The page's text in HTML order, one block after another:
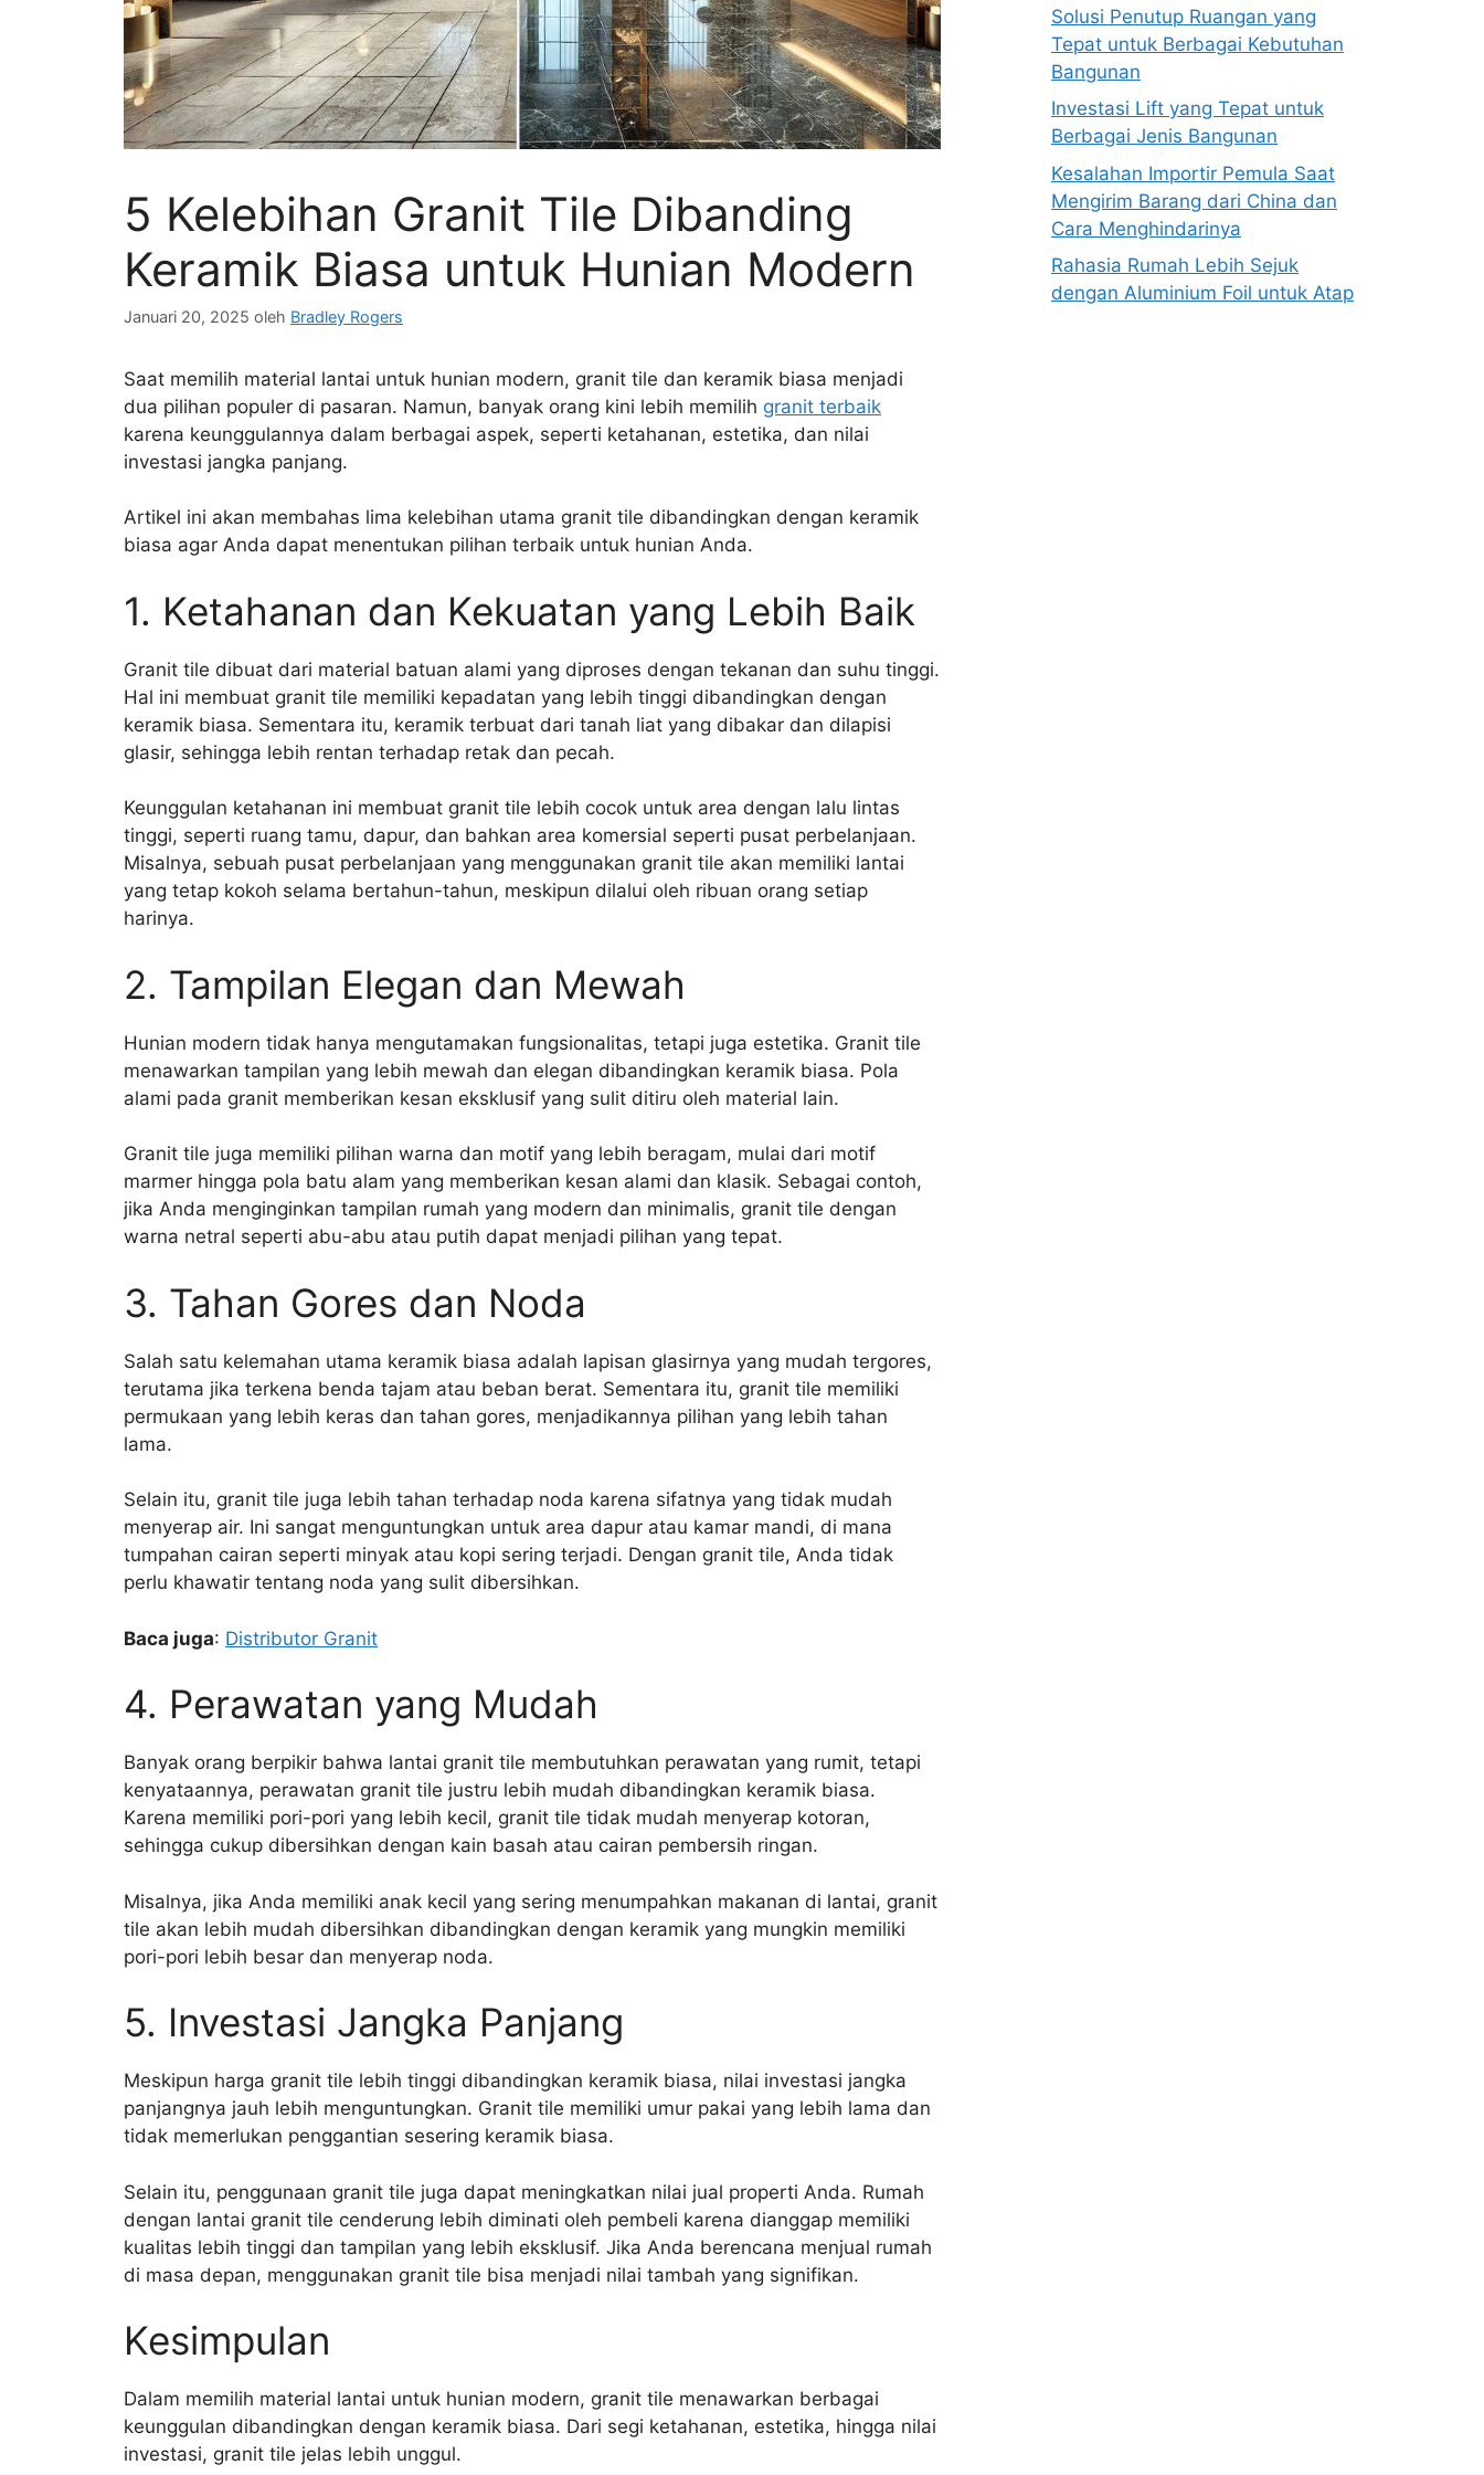
5 Kelebihan Granit Tile Dibanding
Keramik Biasa untuk Hunian Modern
Januari 20, 2025 oleh Bradley Rogers
Saat memilih material lantai untuk hunian modern, granit tile dan keramik biasa menjadi
dua pilihan populer di pasaran. Namun, banyak orang kini lebih memilih granit terbaik
karena keunggulannya dalam berbagai aspek, seperti ketahanan, estetika, dan nilai
investasi jangka panjang.
Artikel ini akan membahas lima kelebihan utama granit tile dibandingkan dengan keramik
biasa agar Anda dapat menentukan pilihan terbaik untuk hunian Anda.
1. Ketahanan dan Kekuatan yang Lebih Baik
Granit tile dibuat dari material batuan alami yang diproses dengan tekanan dan suhu tinggi.
Hal ini membuat granit tile memiliki kepadatan yang lebih tinggi dibandingkan dengan
keramik biasa. Sementara itu, keramik terbuat dari tanah liat yang dibakar dan dilapisi
glasir, sehingga lebih rentan terhadap retak dan pecah.
Keunggulan ketahanan ini membuat granit tile lebih cocok untuk area dengan lalu lintas
tinggi, seperti ruang tamu, dapur, dan bahkan area komersial seperti pusat perbelanjaan.
Misalnya, sebuah pusat perbelanjaan yang menggunakan granit tile akan memiliki lantai
yang tetap kokoh selama bertahun-tahun, meskipun dilalui oleh ribuan orang setiap
harinya.
2. Tampilan Elegan dan Mewah
Hunian modern tidak hanya mengutamakan fungsionalitas, tetapi juga estetika. Granit tile
menawarkan tampilan yang lebih mewah dan elegan dibandingkan keramik biasa. Pola
alami pada granit memberikan kesan eksklusif yang sulit ditiru oleh material lain.
Granit tile juga memiliki pilihan warna dan motif yang lebih beragam, mulai dari motif
marmer hingga pola batu alam yang memberikan kesan alami dan klasik. Sebagai contoh,
jika Anda menginginkan tampilan rumah yang modern dan minimalis, granit tile dengan
warna netral seperti abu-abu atau putih dapat menjadi pilihan yang tepat.
3. Tahan Gores dan Noda
Salah satu kelemahan utama keramik biasa adalah lapisan glasirnya yang mudah tergores,
terutama jika terkena benda tajam atau beban berat. Sementara itu, granit tile memiliki
permukaan yang lebih keras dan tahan gores, menjadikannya pilihan yang lebih tahan
lama.
Selain itu, granit tile juga lebih tahan terhadap noda karena sifatnya yang tidak mudah
menyerap air. Ini sangat menguntungkan untuk area dapur atau kamar mandi, di mana
tumpahan cairan seperti minyak atau kopi sering terjadi. Dengan granit tile, Anda tidak
perlu khawatir tentang noda yang sulit dibersihkan.
Baca juga: Distributor Granit
4. Perawatan yang Mudah
Banyak orang berpikir bahwa lantai granit tile membutuhkan perawatan yang rumit, tetapi
kenyataannya, perawatan granit tile justru lebih mudah dibandingkan keramik biasa.
Karena memiliki pori-pori yang lebih kecil, granit tile tidak mudah menyerap kotoran,
sehingga cukup dibersihkan dengan kain basah atau cairan pembersih ringan.
Misalnya, jika Anda memiliki anak kecil yang sering menumpahkan makanan di lantai, granit
tile akan lebih mudah dibersihkan dibandingkan dengan keramik yang mungkin memiliki
pori-pori lebih besar dan menyerap noda.
5. Investasi Jangka Panjang
Meskipun harga granit tile lebih tinggi dibandingkan keramik biasa, nilai investasi jangka
panjangnya jauh lebih menguntungkan. Granit tile memiliki umur pakai yang lebih lama dan
tidak memerlukan penggantian sesering keramik biasa.
Selain itu, penggunaan granit tile juga dapat meningkatkan nilai jual properti Anda. Rumah
dengan lantai granit tile cenderung lebih diminati oleh pembeli karena dianggap memiliki
kualitas lebih tinggi dan tampilan yang lebih eksklusif. Jika Anda berencana menjual rumah
di masa depan, menggunakan granit tile bisa menjadi nilai tambah yang signifikan.
Kesimpulan
Dalam memilih material lantai untuk hunian modern, granit tile menawarkan berbagai
keunggulan dibandingkan dengan keramik biasa. Dari segi ketahanan, estetika, hingga nilai
investasi, granit tile jelas lebih unggul.
Solusi Penutup Ruangan yang
Tepat untuk Berbagai Kebutuhan
Bangunan
Investasi Lift yang Tepat untuk
Berbagai Jenis Bangunan
Kesalahan Importir Pemula Saat
Mengirim Barang dari China dan
Cara Menghindarinya
Rahasia Rumah Lebih Sejuk
dengan Aluminium Foil untuk Atap